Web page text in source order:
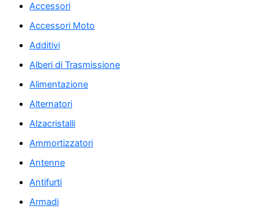
Accessori
Accessori Moto
Additivi
Alberi di Trasmissione
Alimentazione
Alternatori
Alzacristalli
Ammortizzatori
Antenne
Antifurti
Armadi